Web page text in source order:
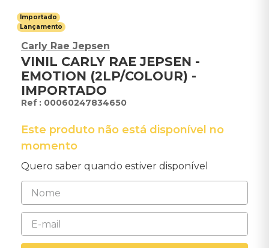
Importado
Lançamento
Carly Rae Jepsen
VINIL CARLY RAE JEPSEN -
EMOTION (2LP/COLOUR) -
IMPORTADO
: 00060247834650
Este produto não está disponível no
momento
Quero saber quando estiver disponível